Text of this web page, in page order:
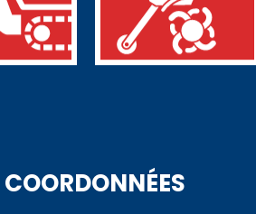
COORDONNÉES